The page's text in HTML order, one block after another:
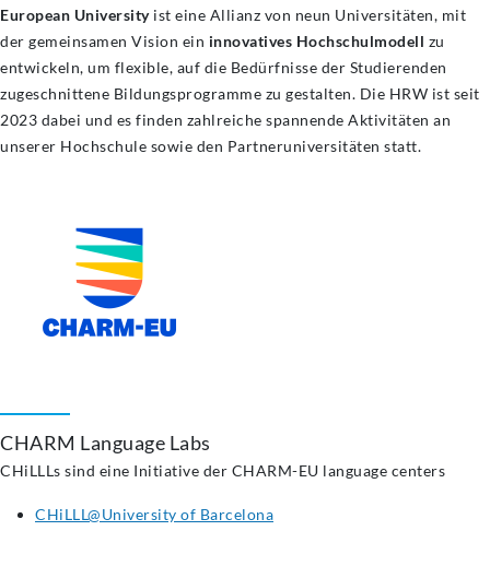
European Universityist eine Allianz von neun Universitäten, mit
der gemeinsamen Vision ein innovatives Hochschulmodell zu
entwickeln, um flexible, auf die Bedürfnisse der Studierenden
zugeschnittene Bildungsprogramme zu gestalten. Die HRW ist seit
2023 dabei und es finden zahlreiche spannende Aktivitäten an
unserer Hochschule sowie den Partneruniversitäten statt.
CHARM Language Labs
CHiLLLs sind eine Initiative der CHARM-EU language centers
CHiLLL@University of Barcelona